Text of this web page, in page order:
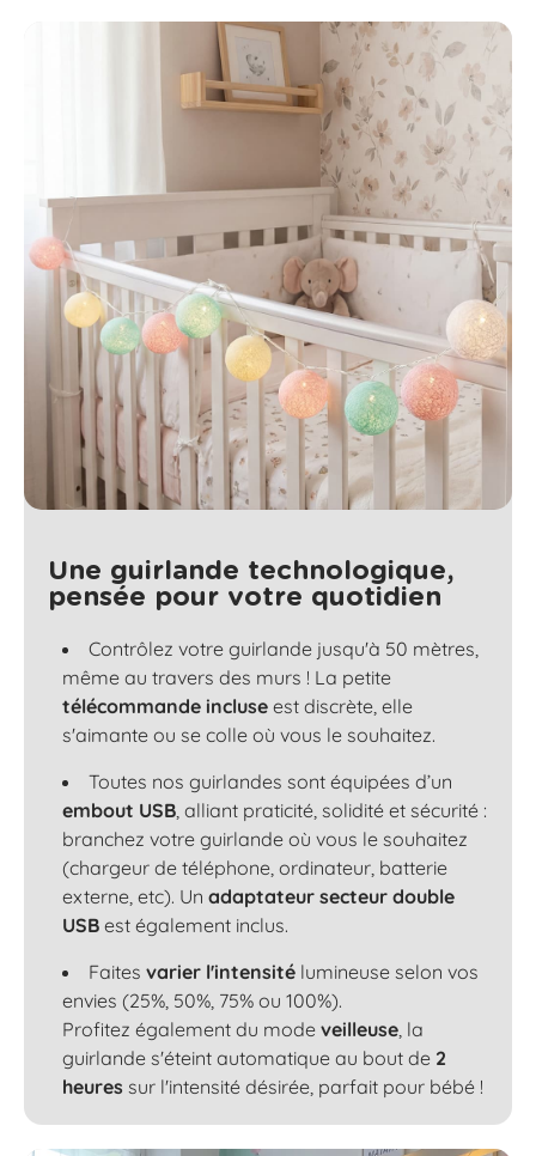
Une guirlande technologique,
pensée pour votre quotidien
Contrôlez votre guirlande jusqu'à 50 mètres,
même au travers des murs ! La petite
télécommande incluse est discrète, elle
s'aimante ou se colle où vous le souhaitez.
Toutes nos guirlandes sont équipées d’un
embout USB, alliant praticité, solidité et sécurité :
branchez votre guirlande où vous le souhaitez
(chargeur de téléphone, ordinateur, batterie
externe, etc). Un adaptateur secteur double
USB est également inclus.
Faites varier l'intensité lumineuse selon vos
envies (25%, 50%, 75% ou 100%).
Profitez également du mode veilleuse, la
guirlande s'éteint automatique au bout de 2
heures sur l'intensité désirée, parfait pour bébé !